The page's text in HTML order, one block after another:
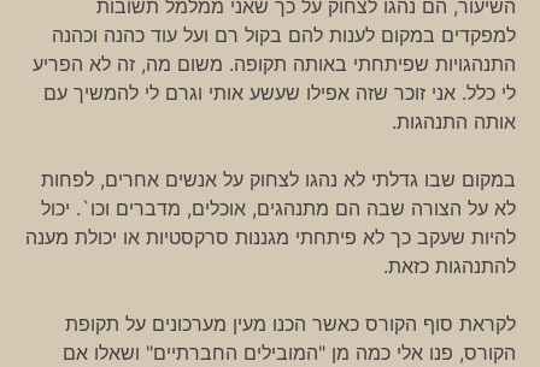
השיעור, הם נהגו לצחוק על כך שאני ממלמל תשובות
למפקדים במקום לענות להם בקול רם ועל עוד כהנה וכהנה
התנהגויות שפיתחתי באותה תקופה. משום מה, זה לא הפריע
לי כלל. אני זוכר שזה אפילו שעשע אותי וגרם לי להמשיך עם
אותה התנהגות.
במקום שבו גדלתי לא נהגו לצחוק על אנשים אחרים, לפחות
לא על הצורה שבה הם מתנהגים, אוכלים, מדברים וכו`. יכול
להיות שעקב כך לא פיתחתי מגננות סרקסטיות או יכולת מענה
להתנהגות כזאת.
לקראת סוף הקורס כאשר הכנו מעין מערכונים על תקופת
הקורס, פנו אלי כמה מן "המובילים החברתיים" ושאלו אם